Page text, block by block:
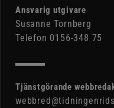
Ansvarig utgivare
Susanne Tornberg
Telefon 0156-348 75
Tjänstgörande